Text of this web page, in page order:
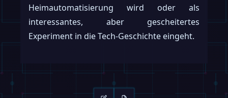
Heimautomatisierung wird oder als
interessantes, aber gescheitertes
Experiment in die Tech-Geschichte eingeht.